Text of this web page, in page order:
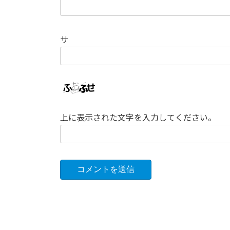
サ
上に表示された文字を入力してください。